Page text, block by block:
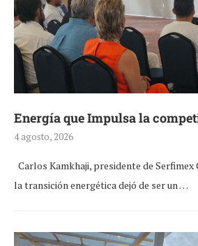
Energía que Impulsa la
4 agosto, 2026
Carlos Kamkhaji, presidente de
la transición energética dejó de ser un …